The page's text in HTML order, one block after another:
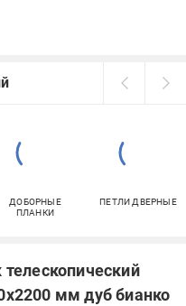
ДОБОРНЫЕ
ПЛАНКИ
ПЕТЛИ ДВЕРНЫЕ
мм дуб бианко